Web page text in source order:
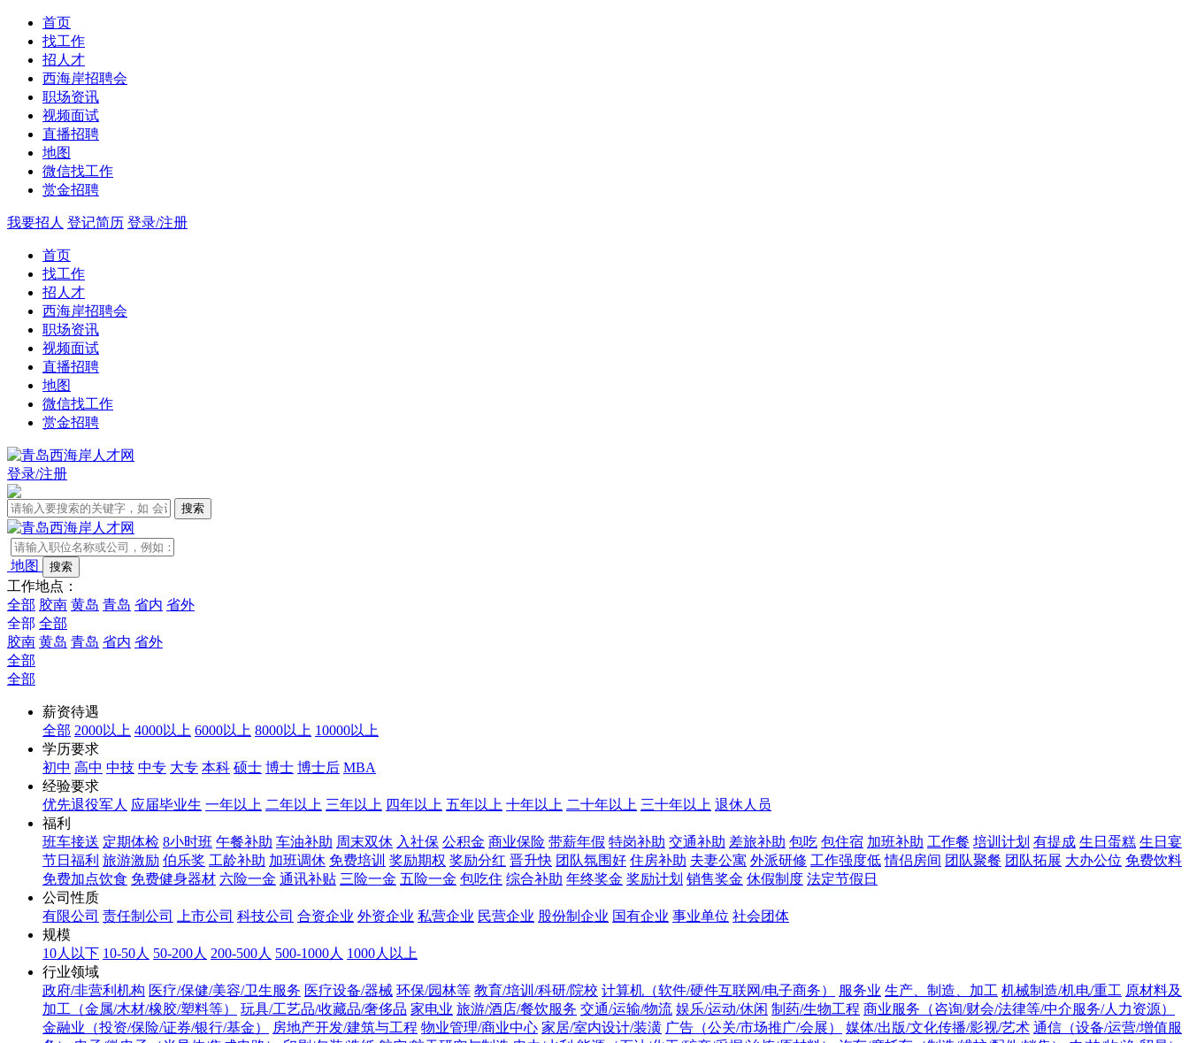
首页
找工作
招人才
西海岸招聘会
职场资讯
视频面试
直播招聘
地图
微信找工作
赏金招聘
我要招人 登记简历 登录/注册
首页
找工作
招人才
西海岸招聘会
职场资讯
视频面试
直播招聘
地图
微信找工作
赏金招聘
登录/注册
地图
工作地点：
全部 胶南 黄岛 青岛 省内 省外
全部 全部
胶南 黄岛 青岛 省内 省外
全部
全部
薪资待遇
全部 2000以上 4000以上 6000以上 8000以上 10000以上
学历要求
初中 高中 中技 中专 大专 本科 硕士 博士 博士后 MBA
经验要求
优先退役军人 应届毕业生 一年以上 二年以上 三年以上 四年以上 五年以上 十年以上 二十年以上 三十年以上 退休人员
福利
班车接送 定期体检 8小时班 午餐补助 车油补助 周末双休 入社保 公积金 商业保险 带薪年假 特岗补助 交通补助 差旅补助 包吃 包住宿 加班补助 工作餐 培训计划 有提成 生日蛋糕 生日宴
节日福利 旅游激励 伯乐奖 工龄补助 加班调休 免费培训 奖励期权 奖励分红 晋升快 团队氛围好 住房补助 夫妻公寓 外派研修 工作强度低 情侣房间 团队聚餐 团队拓展 大办公位 免费饮料
免费加点饮食 免费健身器材 六险一金 通讯补贴 三险一金 五险一金 包吃住 综合补助 年终奖金 奖励计划 销售奖金 休假制度 法定节假日
公司性质
有限公司 责任制公司 上市公司 科技公司 合资企业 外资企业 私营企业 民营企业 股份制企业 国有企业 事业单位 社会团体
规模
10人以下 10-50人 50-200人 200-500人 500-1000人 1000人以上
行业领域
政府/非营利机构 医疗/保健/美容/卫生服务 医疗设备/器械 环保/园林等 教育/培训/科研/院校 计算机（软件/硬件互联网/电子商务） 服务业 生产、制造、加工 机械制造/机电/重工 原材料及
加工（金属/木材/橡胶/塑料等）
玩具/工艺品/收藏品/奢侈品 家电业 旅游/酒店/餐饮服务 交通/运输/物流 娱乐/运动/休闲 制药/生物工程 商业服务（咨询/财会/法律等/中介服务/人力资源）
金融业（投资/保险/证券/银行/基金）
房地产开发/建筑与工程 物业管理/商业中心 家居/室内设计/装潢 广告（公关/市场推广/会展） 媒体/出版/文化传播/影视/艺术 通信（设备/运营/增值服